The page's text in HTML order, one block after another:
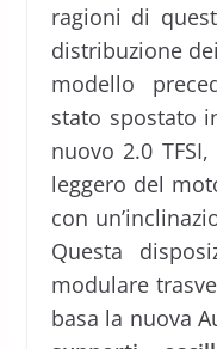
ragioni di
distribuzione
modello
stato spostato
nuovo 2.0
leggero del
con
Questa
modulare
basa la nuova